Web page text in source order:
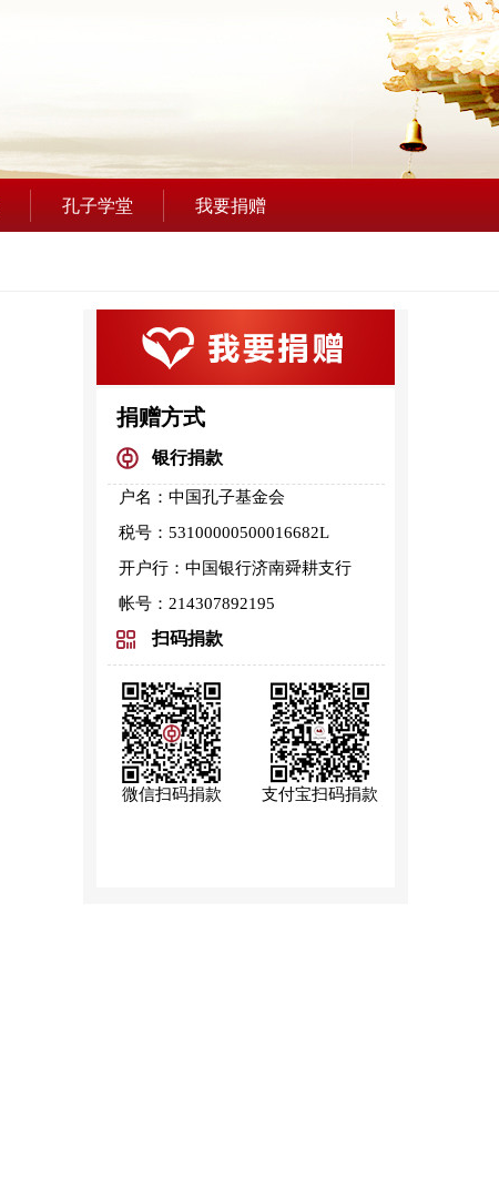
孔子学堂 我要捐赠
捐赠方式
银行捐款
户名：中国孔子基金会
税号：53100000500016682L
开户行：中国银行济南舜耕支行
帐号：214307892195
扫码捐款
微信扫码捐款 支付宝扫码捐款